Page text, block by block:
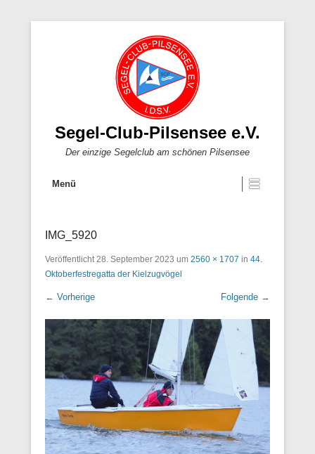
Segel-Club-Pilsensee e.V.
Der einzige Segelclub am schönen Pilsensee
Menü
IMG_5920
Veröffentlicht28. September 2023 um 2560 × 1707 in 44.
Oktoberfestregatta der Kielzugvögel
← Vorherige Folgende →